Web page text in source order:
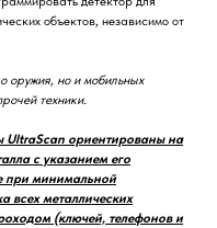
объектов, независимо от
оружия, но и мобильных
техники.
UltraScan ориентированы на
с указанием его
при минимальной
всех металлических
(ключей, телефонов и